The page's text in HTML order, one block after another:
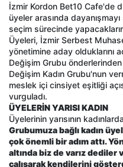
İzmir Kordon Bet10 Cafe'de
üyeler arasında
seçim sürecinde
Üyeleri, İzmir Serbest
yönetimine aday olduklarını
Değişim Grubu önderlerinden
Değişim Kadın Grubu'nun
meslek içi cinsiyet eşitliği
vurguladı.
ÜYELERİN YARISI KADIN
Üyelerinin yarısının
Grubumuza bağlı kadın
çok önemli bir adım attı.
altında biz de varız
çalışarak kendilerini